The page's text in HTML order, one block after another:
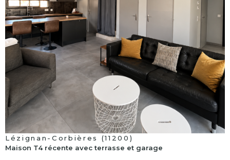
bien
Lézignan-Corbières (11200)
Maison T4 récente avec terrasse et garage